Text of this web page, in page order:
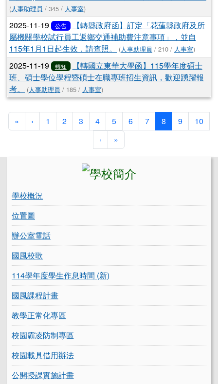
(人事助理員 / 345 / 人事室)
2025-11-19 公告
【轉縣政府函】訂定「花蓮縣政府及所
屬機關學校試行員工返鄉交通補助費注意事項」，並自
115年1月1日起生效，請查照。
(人事助理員 / 210 / 人事室)
2025-11-19 轉知
【轉國立東華大學函】115學年度碩士
班、碩士學位學程暨碩士在職專班招生資訊，歡迎踴躍報
考。
(人事助理員 / 185 / 人事室)
« 第一頁
‹ 上一頁
1 2 3 4 5 6 7 8 (目前頁次)
9
10
› 下一頁
»
學校概況
位置圖
辦公室電話
國風校歌
114學年度學生作息時間 (新)
國風課程計畫
教學正常化專區
校園霸凌防制專區
校園載具借用辦法
公開授課實施計畫